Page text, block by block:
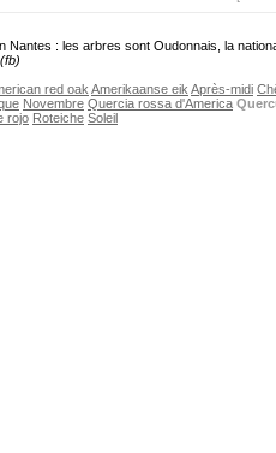
Nantes : les arbres sont Oudonnais, la
(fb)
red oak Amerikaanse eik Après-midi
Novembre Quercia rossa d'America
rojo Roteiche Soleil